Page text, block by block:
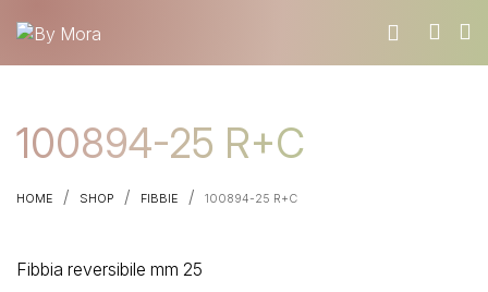
CHI SIAMO
MATERIALI
TROVA UN RIVENDITORE
RICHIEDI IL CATALOGO
100894-25 R+C
HOME / SHOP / FIBBIE / 100894-25 R+C
Fibbia reversibile mm 25